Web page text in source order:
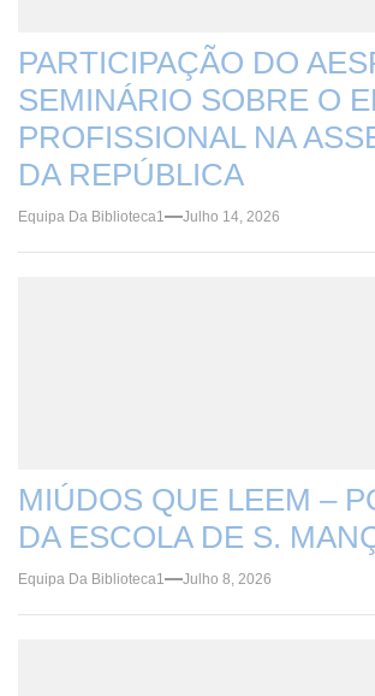
PARTICIPAÇÃO DO
SEMINÁRIO SOBRE O
PROFISSIONAL NA
DA REPÚBLICA
Equipa Da Biblioteca1 Julho 14, 2026
MIÚDOS QUE LEEM –
DA ESCOLA DE S.
Equipa Da Biblioteca1 Julho 8, 2026